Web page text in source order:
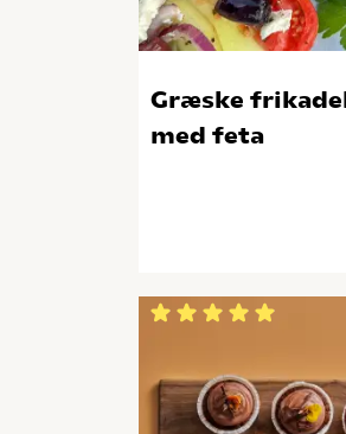
Græske
med feta